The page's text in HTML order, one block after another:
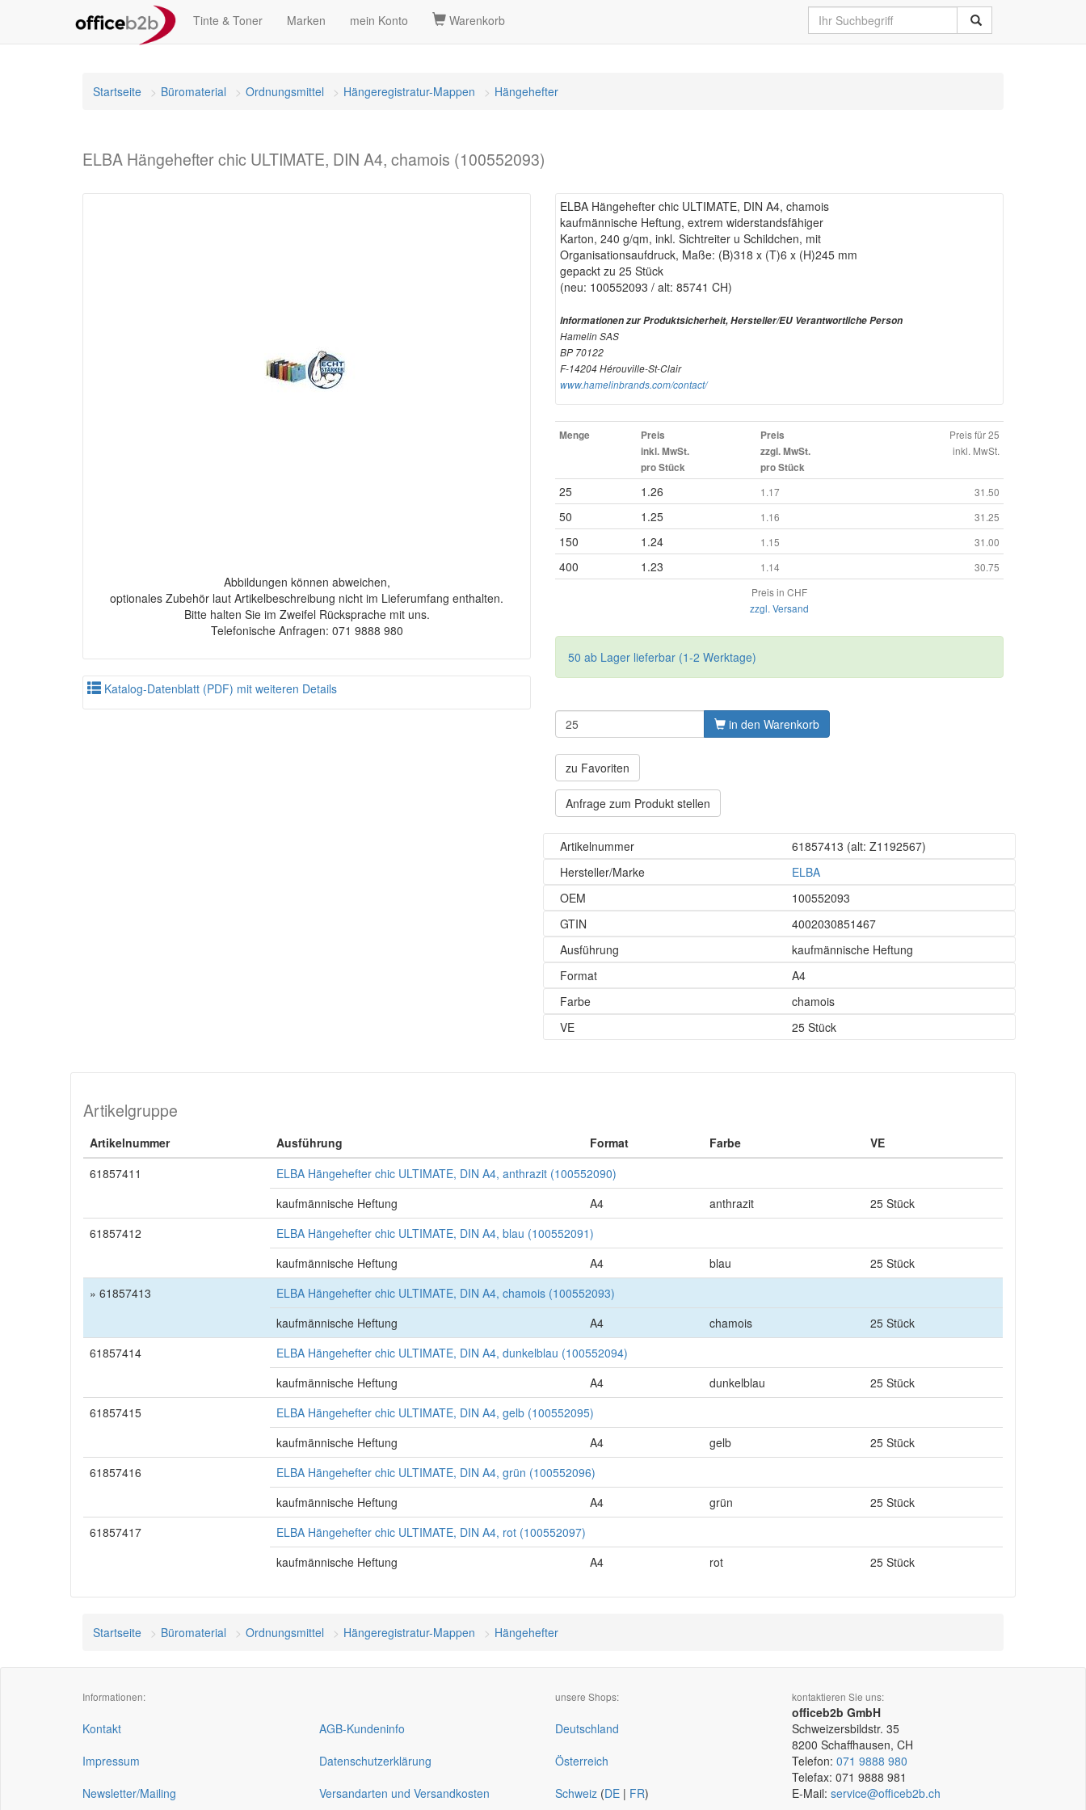
Tinte & Toner Marken mein Konto Warenkorb
Startseite Büromaterial Ordnungsmittel Hängeregistratur-Mappen Hängehefter
ELBA Hängehefter chic ULTIMATE, DIN A4, chamois (100552093)
Abbildungen können abweichen,
optionales Zubehör laut Artikelbeschreibung nicht im Lieferumfang enthalten.
Bitte halten Sie im Zweifel Rücksprache mit uns.
Telefonische Anfragen: 071 9888 980
Katalog-Datenblatt (PDF) mit weiteren Details
ELBA Hängehefter chic ULTIMATE, DIN A4, chamois
kaufmännische Heftung, extrem widerstandsfähiger
Karton, 240 g/qm, inkl. Sichtreiter u Schildchen, mit
Organisationsaufdruck, Maße: (B)318 x (T)6 x (H)245 mm
gepackt zu 25 Stück
(neu: 100552093 / alt: 85741 CH)
Informationen zur Produktsicherheit, Hersteller/EU Verantwortliche Person
Hamelin SAS
BP 70122
F-14204 Hérouville-St-Clair
www.hamelinbrands.com/contact/
Menge
Preis
inkl. MwSt.
pro Stück
Preis
zzgl. MwSt.
pro Stück
Preis für 25
inkl. MwSt.
25 1.26 1.17 31.50
50 1.25 1.16 31.25
150 1.24 1.15 31.00
400 1.23 1.14
30.75
Preis in CHF
zzgl. Versand
50 ab Lager lieferbar (1-2 Werktage)
in den Warenkorb
zu Favoriten
Anfrage zum Produkt stellen
Artikelnummer 61857413 (alt: Z1192567)
Hersteller/Marke
ELBA
OEM
100552093
GTIN
4002030851467
Ausführung
kaufmännische Heftung
Format
A4
Farbe
chamois
VE
25 Stück
Artikelgruppe
Artikelnummer Ausführung Format Farbe
VE
61857411
ELBA Hängehefter chic ULTIMATE, DIN A4, anthrazit (100552090)
kaufmännische Heftung
A4 anthrazit
25 Stück
61857412
ELBA Hängehefter chic ULTIMATE, DIN A4, blau (100552091)
kaufmännische Heftung
A4 blau
25 Stück
» 61857413
ELBA Hängehefter chic ULTIMATE, DIN A4, chamois (100552093)
kaufmännische Heftung
A4 chamois
25 Stück
61857414
ELBA Hängehefter chic ULTIMATE, DIN A4, dunkelblau (100552094)
kaufmännische Heftung
A4 dunkelblau
25 Stück
61857415
ELBA Hängehefter chic ULTIMATE, DIN A4, gelb (100552095)
kaufmännische Heftung
A4 gelb
25 Stück
61857416
ELBA Hängehefter chic ULTIMATE, DIN A4, grün (100552096)
kaufmännische Heftung
A4 grün
25 Stück
61857417
ELBA Hängehefter chic ULTIMATE, DIN A4, rot (100552097)
kaufmännische Heftung
A4 rot 25 Stück
Startseite Büromaterial Ordnungsmittel Hängeregistratur-Mappen Hängehefter
Informationen:
Kontakt
Impressum
Newsletter/Mailing
AGB-Kundeninfo
Datenschutzerklärung
Versandarten und Versandkosten
unsere Shops:
Deutschland
Österreich
Schweiz (DE | FR)
kontaktieren Sie uns:
officeb2b GmbH
Schweizersbildstr. 35
8200 Schaffhausen, CH
Telefon: 071 9888 980
Telefax: 071 9888 981
E-Mail: service@officeb2b.ch